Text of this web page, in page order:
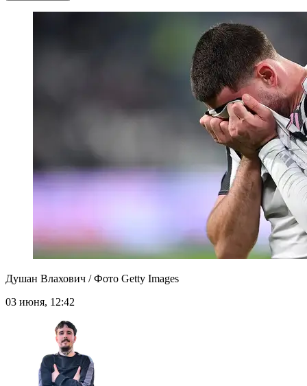
Душан Влахович / Фото Getty Images
03 июня, 12:42